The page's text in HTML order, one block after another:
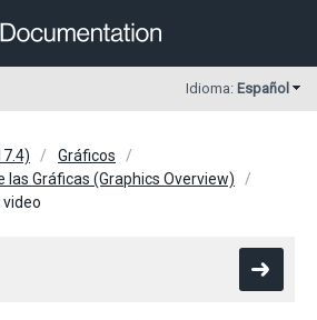
Idioma: Español
Gráficos
las Gráficas (Graphics Overview)
video